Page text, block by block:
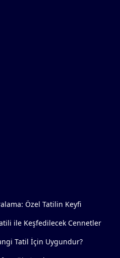
Özel Tatilin Keyfi
ile Keşfedilecek Cennetler
Tatil İçin Uygundur?